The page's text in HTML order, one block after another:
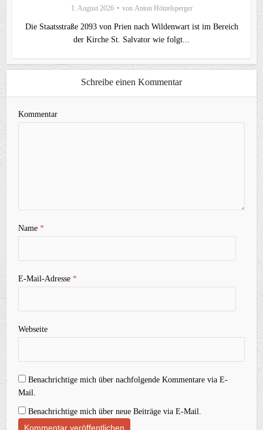
1. August 2026 von Anton Hötzelsperger
Die Staatsstraße 2093 von Prien nach Wildenwart ist im Bereich
der Kirche St. Salvator wie folgt...
Schreibe einen Kommentar
Kommentar
Name*
E-Mail-Adresse*
Webseite
Benachrichtige mich über nachfolgende Kommentare via E-
Mail.
Benachrichtige mich über neue Beiträge via E-Mail.